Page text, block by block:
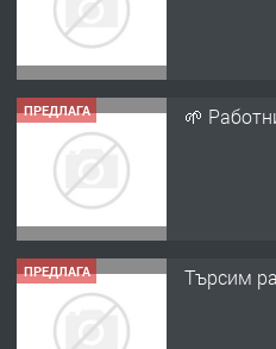
ПРЕДЛАГА 🌱
ПРЕДЛАГА Търсим